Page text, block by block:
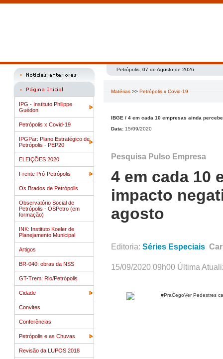
IPG - Instituto Philippe
Guédon
Petrópolis x Covid-19
IPGPar: Plano Estratégico de
Petrópolis - PEP20
ELEIÇÕES 2020
Frente Pró-Petrópolis
Os Brados de Petrópolis
Observatório Social de
Petrópolis - OSPetro (em
formação)
INK: Instituto Koeler de
Planejamento Municipal
Artigos
BR-040: obras da NSS
GT-Trem: Rio/Petrópolis
Cidade
Convites
Conferências
Petrópolis e as Chuvas
Revisão da LUPOS 2018
Petrópolis, 07 de Agosto de 2026.
Matérias >> Petrópolis x Covid-19
IBGE / 4 em cada 10 empresas ainda
Data: 15/09/2020
Pesquisa Pulso Empresa
4 em cada 10
impacto
agosto
Editoria: Séries Especiais
15/09/2020 09h00 Última